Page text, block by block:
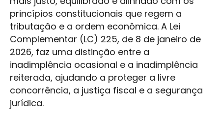
princípios constitucionais que regem a
tributação e a ordem econômica. A Lei
Complementar (LC) 225, de 8 de janeiro de
2026, faz uma distinção entre a
inadimplência ocasional e a inadimplência
reiterada, ajudando a proteger a livre
concorrência, a justiça fiscal e a segurança
jurídica.